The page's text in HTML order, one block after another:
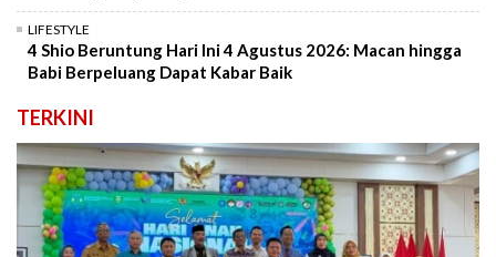
LIFESTYLE
4 Shio Beruntung Hari Ini 4 Agustus 2026: Macan hingga
Babi Berpeluang Dapat Kabar Baik
TERKINI